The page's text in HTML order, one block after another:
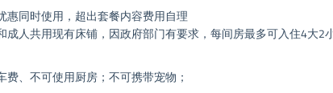
惠同时使用，超出套餐内容费用自理
成人共用现有床铺，因政府部门有要求，每间房最多可入住4大2
、不可使用厨房；不可携带宠物；